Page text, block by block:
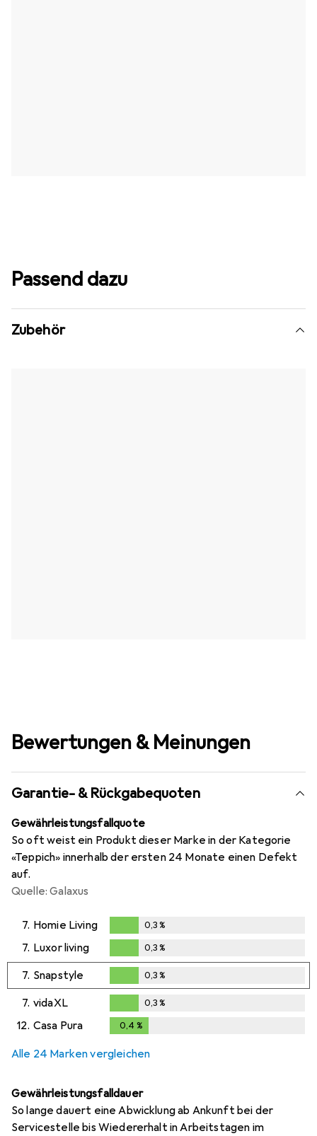
Passend dazu
Zubehör
Bewertungen & Meinungen
Garantie- & Rückgabequoten
Gewährleistungsfallquote
So oft weist ein Produkt dieser Marke in der Kategorie
«Teppich» innerhalb der ersten 24 Monate einen Defekt
auf.
Quelle: Galaxus
7. Homie Living
0,3%
0,3%
7. Luxor living
0,3%
0,3%
7. Snapstyle
0,3%
0,3%
7. vidaXL
0,3%
0,3%
12. Casa Pura 0,4 %
Alle 24 Marken vergleichen
Gewährleistungsfalldauer
So lange dauert eine Abwicklung ab Ankunft bei der
Servicestelle bis Wiedererhalt in Arbeitstagen im